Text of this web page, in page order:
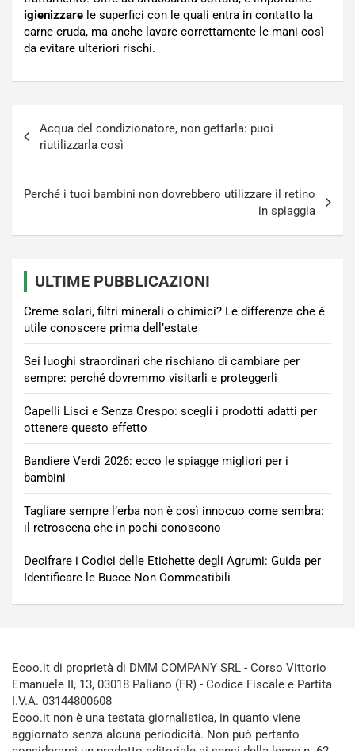
igienizzare le superfici con le quali entra in contatto la
carne cruda, ma anche lavare correttamente le mani così
da evitare ulteriori rischi.
articoli
Acqua del condizionatore, non gettarla: puoi
riutilizzarla così
Perché i tuoi bambini non dovrebbero utilizzare il retino
in spiaggia
ULTIME PUBBLICAZIONI
Creme solari, filtri minerali o chimici? Le differenze che è
utile conoscere prima dell’estate
Sei luoghi straordinari che rischiano di cambiare per
sempre: perché dovremmo visitarli e proteggerli
Capelli Lisci e Senza Crespo: scegli i prodotti adatti per
ottenere questo effetto
Bandiere Verdi 2026: ecco le spiagge migliori per i
bambini
Tagliare sempre l’erba non è così innocuo come sembra:
il retroscena che in pochi conoscono
Decifrare i Codici delle Etichette degli Agrumi: Guida per
Identificare le Bucce Non Commestibili
Ecoo.it di proprietà di DMM COMPANY SRL - Corso Vittorio
Emanuele II, 13, 03018 Paliano (FR) - Codice Fiscale e Partita
I.V.A. 03144800608
Ecoo.it non è una testata giornalistica, in quanto viene
aggiornato senza alcuna periodicità. Non può pertanto